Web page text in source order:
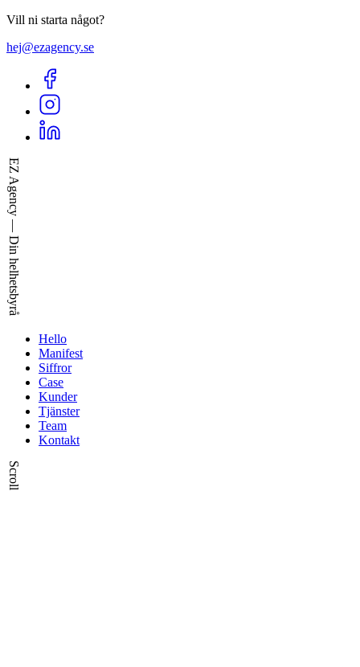
Vill ni starta något?
hej@ezagency.se
EZ Agency — Din helhetsbyrå
Hello
Manifest
Siffror
Case
Kunder
Tjänster
Team
Kontakt
Scroll